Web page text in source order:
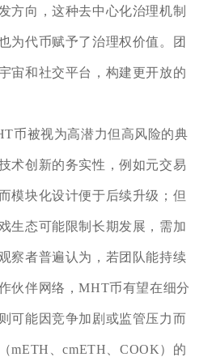
方向，这种去中心化治理机制
为代币赋予了治理权价值。团
宙和社交平台，构建更开放的
币被视为高潜力但高风险的典
术创新的务实性，例如元交易
模块化设计便于后续升级；但
生态可能限制长期发展，需加
察者普遍认为，若团队能持续
伙伴网络，MHT币有望在细分
可能因竞争加剧或监管压力而
mETH、cmETH、COOK）的